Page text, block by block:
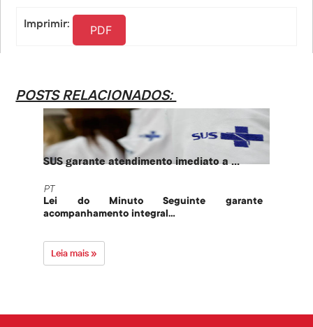
Imprimir: PDF
POSTS RELACIONADOS:
SUS garante atendimento imediato a ...
PT
Lei do Minuto Seguinte garante
acompanhamento integral...
Leia mais »